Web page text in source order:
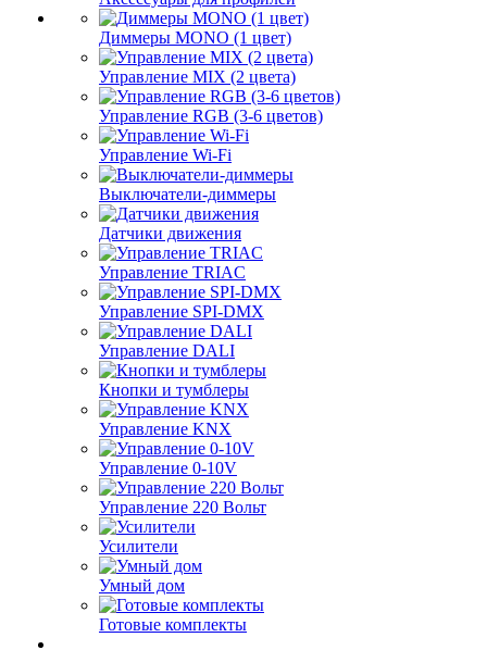
Диммеры MONO (1 цвет)
Управление MIX (2 цвета)
Управление RGB (3-6 цветов)
Управление Wi-Fi
Выключатели-диммеры
Датчики движения
Управление TRIAC
Управление SPI-DMX
Управление DALI
Кнопки и тумблеры
Управление KNX
Управление 0-10V
Управление 220 Вольт
Усилители
Умный дом
Готовые комплекты